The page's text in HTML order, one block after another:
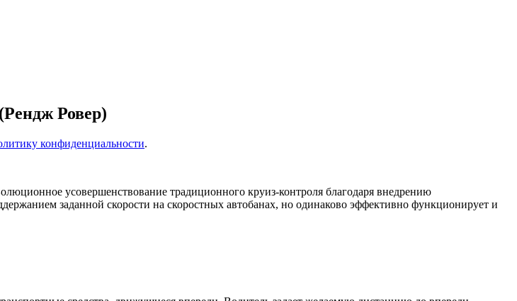
Ровер)
конфиденциальности.
усовершенствование традиционного круиз-контроля благодаря внедрению
заданной скорости на скоростных автобанах, но одинаково эффективно функционирует и